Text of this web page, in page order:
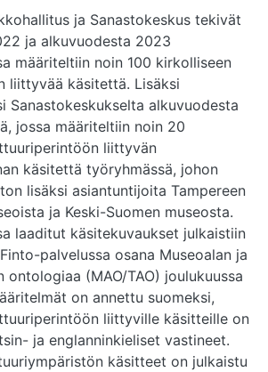
ja Sanastokeskus tekivät
ja alkuvuodesta 2023
määriteltiin noin 100 kirkolliseen
liittyvää käsitettä. Lisäksi
Sanastokeskukselta alkuvuodesta
jossa määriteltiin noin 20
liittyvän
käsitettä työryhmässä, johon
lisäksi asiantuntijoita Tampereen
ja Keski-Suomen museosta.
laaditut käsitekuvaukset julkaistiin
palvelussa osana Museoalan ja
ontologiaa (MAO/TAO) joulukuussa
on annettu suomeksi,
liittyville käsitteille on
ja englanninkieliset vastineet.
käsitteet on julkaistu